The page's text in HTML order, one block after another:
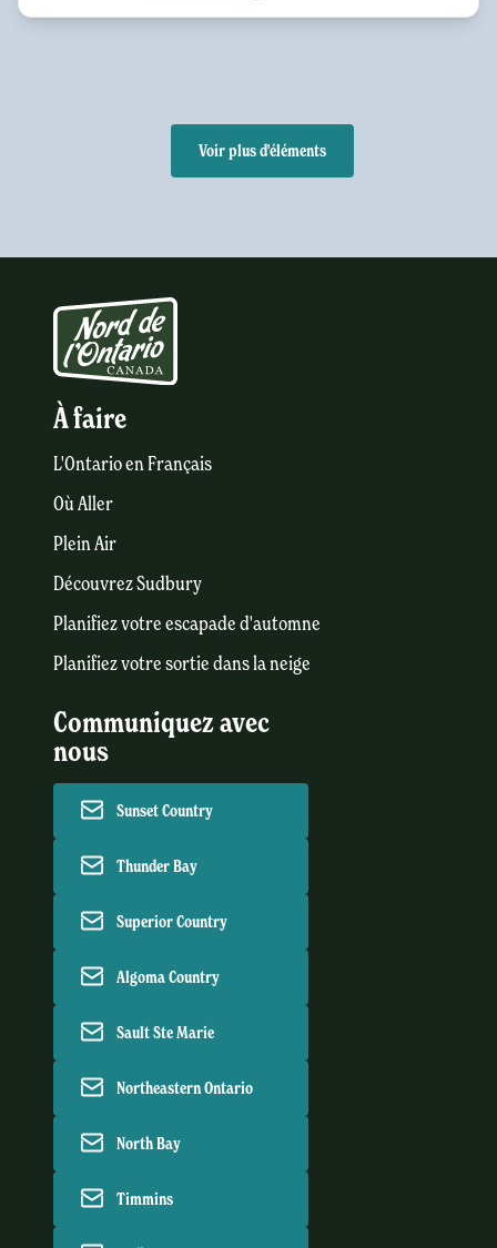
Voir plus d'éléments
À faire
L'Ontario en Français
Où Aller
Plein Air
Découvrez Sudbury
Planifiez votre escapade d'automne
Planifiez votre sortie dans la neige
Communiquez avec
nous
Sunset Country
Thunder Bay
Superior Country
Algoma Country
Sault Ste Marie
Northeastern Ontario
North Bay
Timmins